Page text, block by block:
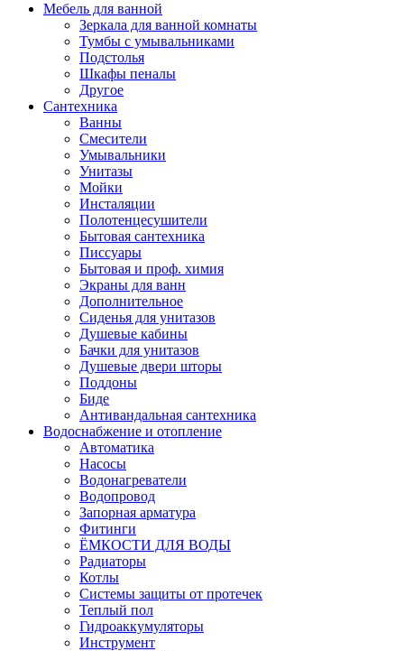
Мебель для ванной
Зеркала для ванной комнаты
Тумбы с умывальниками
Подстолья
Шкафы пеналы
Другое
Сантехника
Ванны
Смесители
Умывальники
Унитазы
Мойки
Инсталяции
Полотенцесушители
Бытовая сантехника
Писсуары
Бытовая и проф. химия
Экраны для ванн
Дополнительное
Сиденья для унитазов
Душевые кабины
Бачки для унитазов
Душевые двери шторы
Поддоны
Биде
Антивандальная сантехника
Водоснабжение и отопление
Автоматика
Насосы
Водонагреватели
Водопровод
Запорная арматура
Фитинги
ЁМКОСТИ ДЛЯ ВОДЫ
Радиаторы
Котлы
Системы защиты от протечек
Теплый пол
Гидроаккумуляторы
Инструмент